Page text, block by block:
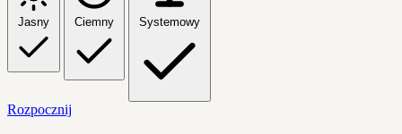
Jasny Ciemny Systemowy
Rozpocznij